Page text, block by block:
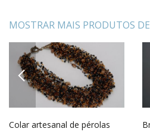
MOSTRAR MAIS PRODUTOS
PREVIOUS
Colar artesanal de pérolas